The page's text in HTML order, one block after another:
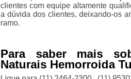
clientes com equipe altamente
a dúvida dos clientes, deixando-os
ramo.
Para saber mais
Naturais Hemorroida